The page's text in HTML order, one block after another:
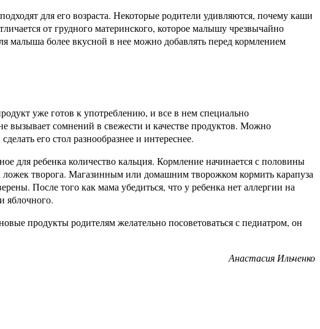
для его возраста. Некоторые родители удивляются, почему каши
от грудного материнского, которое малышу чрезвычайно
малыша более вкусной в нее можно добавлять перед кормлением
уже готов к употреблению, и все в нем специально
вызывает сомнений в свежести и качестве продуктов. Можно
его стол разнообразнее и интереснее.
для ребенка количество кальция. Кормление начинается с половины
творога. Магазинным или домашним творожком кормить карапуза
После того как мама убедиться, что у ребенка нет аллергии на
яблочного.
продукты родителям желательно посоветоваться с педиатром, он
Анастасия Ильченко